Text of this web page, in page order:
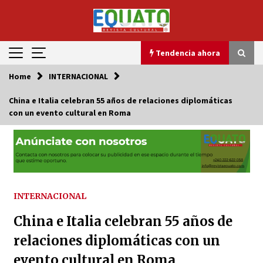
Tendencia ahora
Tendencia ahora
Smith Handed His Place in History
24 de marzo de 2015
La Young Chef Olympiad: Un Encuentro Global
La otra cara del artista Cacho B. Máster en
relaciones internacionales, ponente en la
conferencia sobre la singularidad geopolítica
de Guinea Ecuatorial
11 de diciembre de 2024
Home INTERNACIONAL
China e Italia celebran 55 años de relaciones diplomáticas
con un evento cultural en Roma
INTERNACIONAL
China e Italia celebran 55 años de
relaciones diplomáticas con un